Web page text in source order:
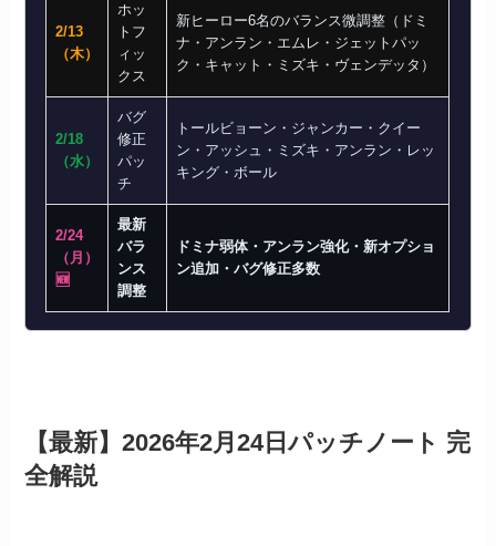
2/13
（木）
ホッ
トフ
ィッ
クス
新ヒーロー6名のバランス微調整（ドミ
ナ・アンラン・エムレ・ジェットパッ
ク・キャット・ミズキ・ヴェンデッタ）
2/18
（水）
バグ
修正
パッ
チ
トールビョーン・ジャンカー・クイー
ン・アッシュ・ミズキ・アンラン・レッ
キング・ボール
2/24
（月）
🆕
最新
バラ
ンス
調整
ドミナ弱体・アンラン強化・新オプショ
ン追加・バグ修正多数
【最新】2026年2月24日パッチノート 完
全解説